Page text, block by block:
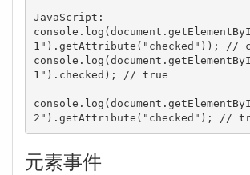
JavaScript:
1").getAttribute("checked")); //
1").checked); // true
2").getAttribute("checked"); //
元素事件